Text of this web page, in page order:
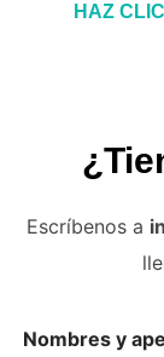
HAZ
Escríbenos a
Nombres y